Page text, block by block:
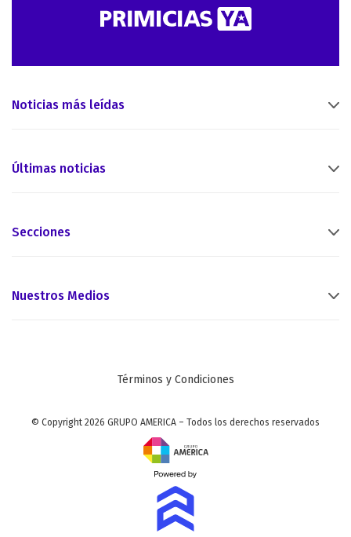
Noticias más leídas
Últimas noticias
Secciones
Nuestros Medios
Términos y Condiciones
© Copyright 2026 GRUPO AMERICA – Todos los derechos reservados